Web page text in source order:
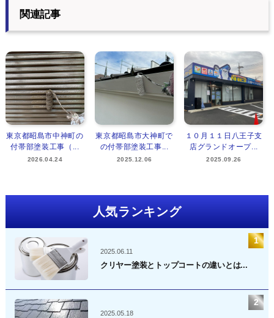
関連記事
東京都昭島市中神町の
付帯部塗装工事（...
2026.04.24
東京都昭島市大神町で
の付帯部塗装工事...
2025.12.06
１０月１１日八王子支
店グランドオープ...
2025.09.26
人気ランキング
2025.06.11
クリヤー塗装とトップコートの違いとは...
2025.05.18